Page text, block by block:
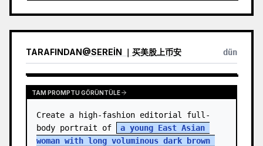
TARAFINDAN@SEREIN ｜买美股上币安 dün
TAM PROMPTU GÖRÜNTÜLE
Create a high-fashion editorial full-
body portrait of
a young East Asian
woman with long voluminous dark brown